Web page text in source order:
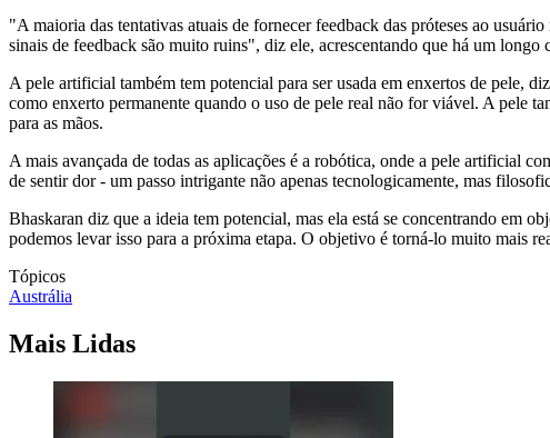
"A maioria das tentativas atuais de fornecer feedback das próteses ao
sinais de feedback são muito ruins", diz ele, acrescentando que há um longo
A pele artificial também tem potencial para ser usada em enxertos de pele,
como enxerto permanente quando o uso de pele real não for viável. A pele
para as mãos.
A mais avançada de todas as aplicações é a robótica, onde a pele artificial
de sentir dor - um passo intrigante não apenas tecnologicamente, mas
Bhaskaran diz que a ideia tem potencial, mas ela está se concentrando em
podemos levar isso para a próxima etapa. O objetivo é torná-lo muito mais
Tópicos
Austrália
Mais Lidas